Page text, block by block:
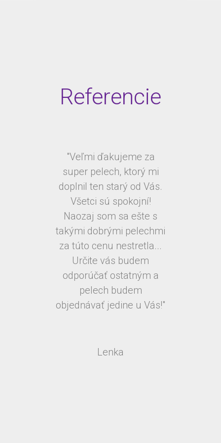
Referencie
"Veľmi ďakujeme za
super pelech, ktorý mi
doplnil ten starý od Vás.
Všetci sú spokojní!
Naozaj som sa ešte s
takými dobrými pelechmi
za túto cenu nestretla...
Určite vás budem
odporúčať ostatným a
pelech budem
objednávať jedine u Vás!"
Lenka